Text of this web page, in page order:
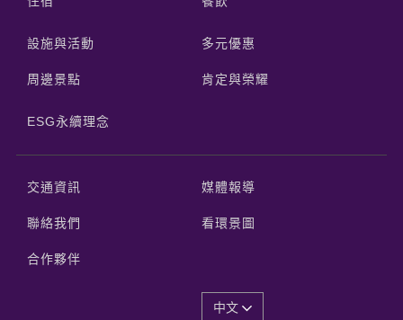
設施與活動 多元優惠
周邊景點 肯定與榮耀
ESG永續理念
交通資訊 媒體報導
聯絡我們 看環景圖
合作夥伴
中文